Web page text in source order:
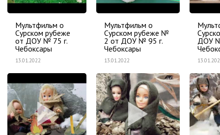
Мультфильм о
Сурском рубеже
от ДОУ № 75 г.
Чебоксары
13.01.2022
Мультфильм о
Сурском рубеже №
2 от ДОУ № 95 г.
Чебоксары
13.01.2022
ДОУ